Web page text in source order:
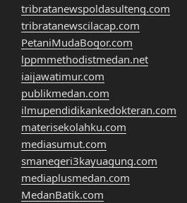
tribratanewspoldasulteng.com
tribratanewscilacap.com
PetaniMudaBogor.com
lppmmethodistmedan.net
iaijawatimur.com
publikmedan.com
ilmupendidikankedokteran.com
materisekolahku.com
mediasumut.com
smanegeri3kayuagung.com
mediaplusmedan.com
MedanBatik.com